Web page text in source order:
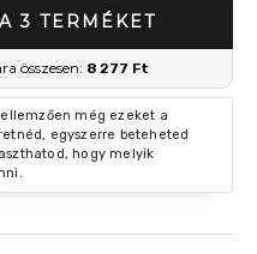
3 TERMÉKET
összesen: 8 277 Ft
még ezeket a
egyszerre beteheted
hogy melyik